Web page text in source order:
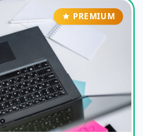
PREMIUM